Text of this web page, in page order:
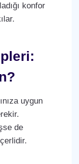
konfor
uygun
de